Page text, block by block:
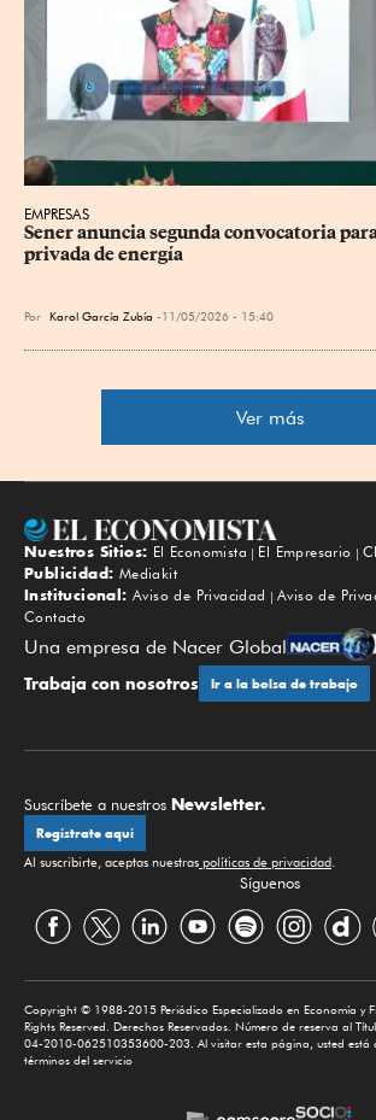
EMPRESAS
Sener anuncia segunda convocatoria
privada de energía
Por Karol García Zubía 11/05/2026 - 15:40
Ver más
Nuestros Sitios: El Economista El Empresario
Publicidad: Mediakit
Institucional: Aviso de Privacidad
Aviso de
Contacto
Una empresa de Nacer Global
Trabaja con nosotros Ir a la bolsa de trabajo
Suscríbete a nuestros Newsletter.
Regístrate aquí
Al suscribirte, aceptas nuestras políticas de privacidad.
Síguenos
Copyright © 1988-2015 Periódico Especializado en Economía y
Rights Reserved. Derechos Reservados. Número de reserva al
04-2010-062510353600-203. Al visitar esta página, usted está
términos del servicio